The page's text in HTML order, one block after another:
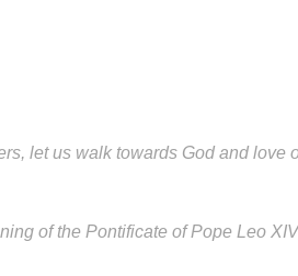
let us walk towards God and love
of the Pontificate of Pope Leo